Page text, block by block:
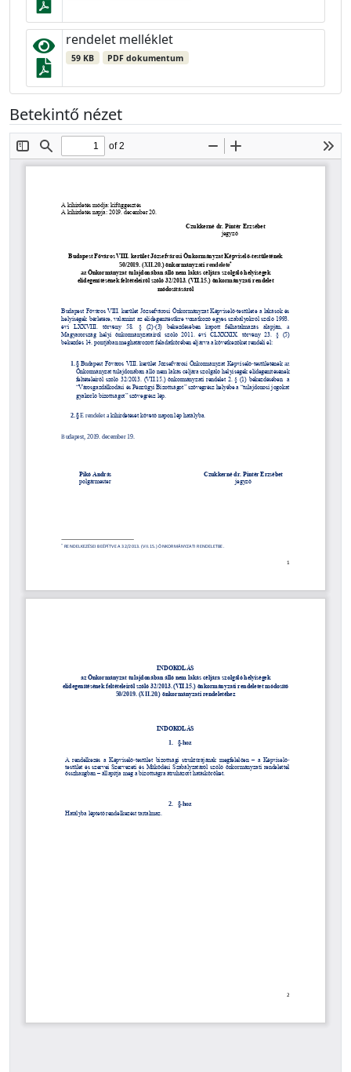
rendelet melléklet
59 KB PDF dokumentum
Betekintő nézet